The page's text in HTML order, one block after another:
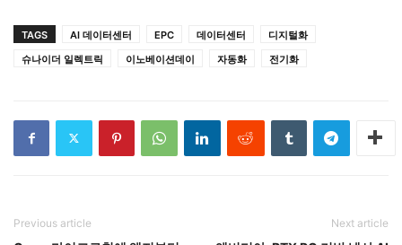
TAGS AI 데이터센터 EPC 데이터센터
디지털화
슈나이더 일렉트릭
이노베이션데이 자동화 전기화
Previous article Next article